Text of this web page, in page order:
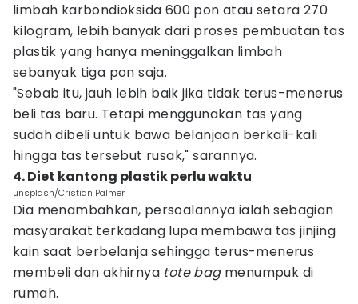
limbah karbondioksida 600 pon atau setara 270
kilogram, lebih banyak dari proses pembuatan tas
plastik yang hanya meninggalkan limbah
sebanyak tiga pon saja.
"Sebab itu, jauh lebih baik jika tidak terus-menerus
beli tas baru. Tetapi menggunakan tas yang
sudah dibeli untuk bawa belanjaan berkali-kali
hingga tas tersebut rusak," sarannya.
4. Diet kantong plastik perlu waktu
unsplash/Cristian Palmer
Dia menambahkan, persoalannya ialah sebagian
masyarakat terkadang lupa membawa tas jinjing
kain saat berbelanja sehingga terus-menerus
membeli dan akhirnya tote bag menumpuk di
rumah.